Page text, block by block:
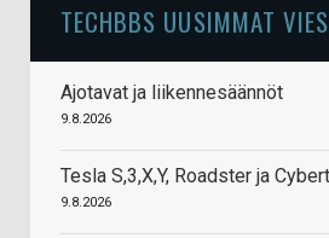
TECHBBS UUSIMMAT
Ajotavat ja liikennesäännöt
9.8.2026
Tesla S,3,X,Y, Roadster ja
9.8.2026